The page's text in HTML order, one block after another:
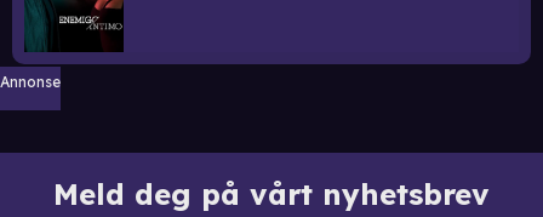
Annonse
Meld deg på vårt nyhetsbrev